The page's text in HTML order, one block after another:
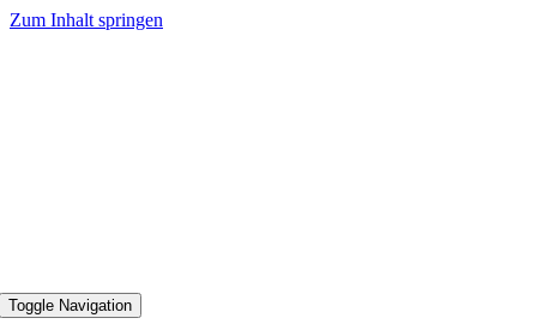
Zum Inhalt springen
Toggle Navigation